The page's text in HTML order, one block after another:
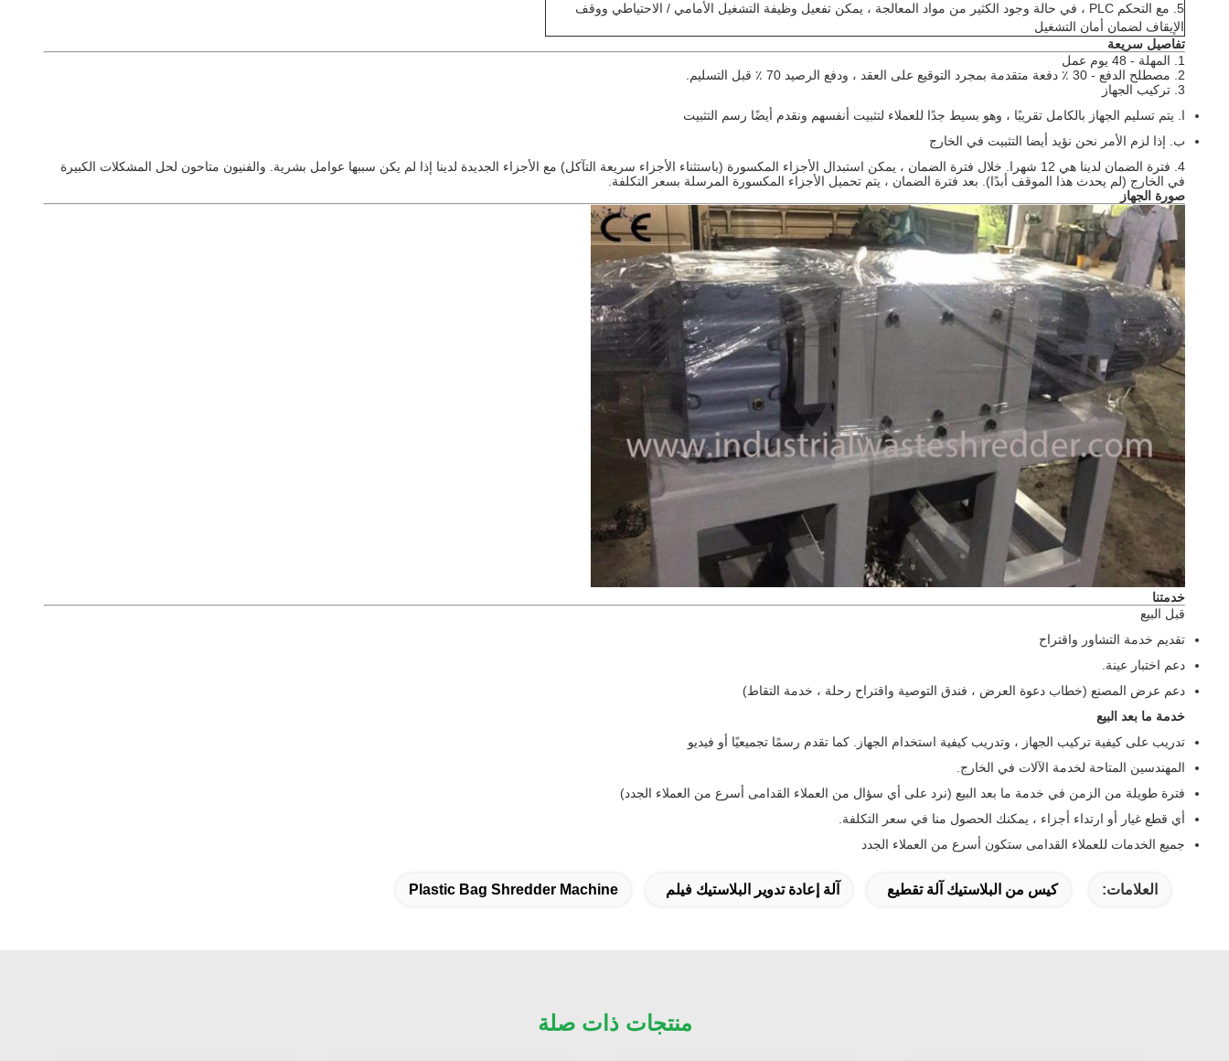
industrial_plastic_film_shredder_low_energy_consumption_for_non_woven_bags.jpg">
5. مع التحكم PLC ، في حالة وجود الكثير من مواد المعالجة ، يمكن تفعيل وظيفة التشغيل الأمامي / الاحتياطي ووقف
الإيقاف لضمان أمان التشغيل
تفاصيل سريعة
1. المهلة - 48 يوم عمل
2. مصطلح الدفع - 30 ٪ دفعة متقدمة بمجرد التوقيع على العقد ، ودفع الرصيد 70 ٪ قبل التسليم.
3. تركيب الجهاز
ا.
يتم تسليم الجهاز بالكامل تقريبًا ، وهو بسيط جدًا للعملاء لتثبيت أنفسهم ونقدم أيضًا رسم التثبيت
ب.
إذا لزم الأمر نحن نؤيد أيضا التثبيت في الخارج
4. فترة الضمان لدينا هي 12 شهرا.
خلال فترة الضمان ، يمكن استبدال الأجزاء المكسورة (باستثناء الأجزاء سريعة التآكل) مع الأجزاء الجديدة لدينا إذا لم يكن سببها عوامل بشرية.
والفنيون متاحون لحل المشكلات الكبيرة
في الخارج (لم يحدث هذا الموقف أبدًا).
بعد فترة الضمان ، يتم تحميل الأجزاء المكسورة المرسلة بسعر التكلفة.
صورة الجهاز
خدمتنا
قبل البيع
تقديم خدمة التشاور واقتراح
دعم اختبار عينة.
دعم عرض المصنع (خطاب دعوة العرض ، فندق التوصية واقتراح رحلة ، خدمة التقاط)
خدمة ما بعد البيع
تدريب على كيفية تركيب الجهاز ، وتدريب كيفية استخدام الجهاز. كما تقدم رسمًا تجميعيًا أو فيديو
المهندسين المتاحة لخدمة الآلات في الخارج.
فترة طويلة من الزمن في خدمة ما بعد البيع (نرد على أي سؤال من العملاء القدامى أسرع من العملاء الجدد)
أي قطع غيار أو ارتداء أجزاء ، يمكنك الحصول منا في سعر التكلفة.
جميع الخدمات للعملاء القدامى ستكون أسرع من العملاء الجدد
العلامات: كيس من البلاستيك آلة تقطيع آلة إعادة تدوير البلاستيك فيلم Plastic Bag Shredder Machine
منتجات ذات صلة